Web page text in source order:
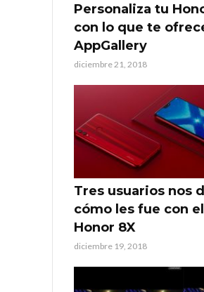
Personaliza tu
con lo que te
AppGallery
diciembre 21, 2018
Tres usuarios nos
cómo les fue con el
Honor 8X
diciembre 19, 2018